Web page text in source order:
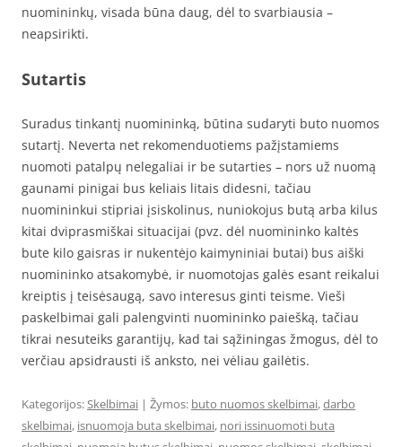
nuomininkų, visada būna daug, dėl to svarbiausia –
neapsirikti.
Sutartis
Suradus tinkantį nuomininką, būtina sudaryti buto nuomos
sutartį. Neverta net rekomenduotiems pažįstamiems
nuomoti patalpų nelegaliai ir be sutarties – nors už nuomą
gaunami pinigai bus keliais litais didesni, tačiau
nuomininkui stipriai įsiskolinus, nuniokojus butą arba kilus
kitai dviprasmiškai situacijai (pvz. dėl nuomininko kaltės
bute kilo gaisras ir nukentėjo kaimyniniai butai) bus aiški
nuomininko atsakomybė, ir nuomotojas galės esant reikalui
kreiptis į teisėsaugą, savo interesus ginti teisme. Vieši
paskelbimai gali palengvinti nuomininko paiešką, tačiau
tikrai nesuteiks garantijų, kad tai sąžiningas žmogus, dėl to
verčiau apsidrausti iš anksto, nei vėliau gailėtis.
Kategorijos:Skelbimai | Žymos: buto nuomos skelbimai,darbo
skelbimai, isnuomoja buta skelbimai, nori issinuomoti buta